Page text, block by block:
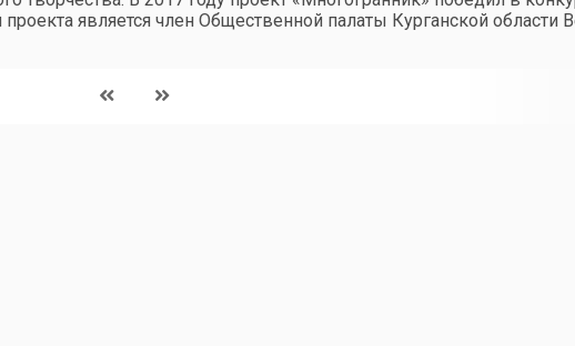
является член Общественной палаты Курганской области